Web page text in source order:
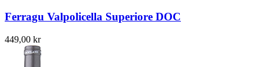
Ferragu Valpolicella Superiore DOC
449,00 kr